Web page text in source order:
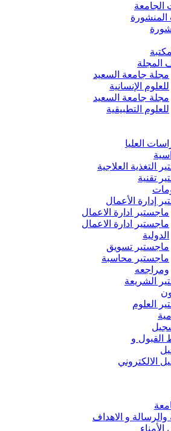
الجامعة
المنشورة
المجلة
مجلة جامعة السعيد
للعلوم الإنسانية
مجلة جامعة السعيد
للعلوم التطبيقية
العليا
التغذية العلاجية
تقنية
إدارة الأعمال
ماجستير ادارة الاعمال
ماجستير ادارة الاعمال
الدولية
ماجستير تسويق
ماجستير محاسبة
ومراجعه
الشريعة
العلوم
و
الالكتروني
والرسالة و الاهداف